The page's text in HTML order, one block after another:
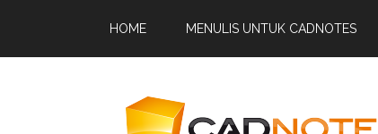
HOME MENULIS UNTUK CADNOTES